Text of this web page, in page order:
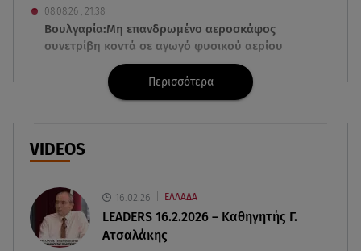
08.08.26 , 21:38
Βουλγαρία:Μη επανδρωμένο αεροσκάφος
συνετρίβη κοντά σε αγωγό φυσικού αερίου
08.08.26 , 21:32
Φωτιά στην Αττικοβοιωτία: Ενέργεια ίση με έξι
ατομικές βόμβες
08.08.26 , 21:20
από τη νέα συμμαχία
08.08.26 , 19:19
Περισσότερα
VIDEOS
16.02.26 ΕΛΛΑΔΑ
LEADERS 16.2.2026 – Καθηγητής Γ.
Ατσαλάκης